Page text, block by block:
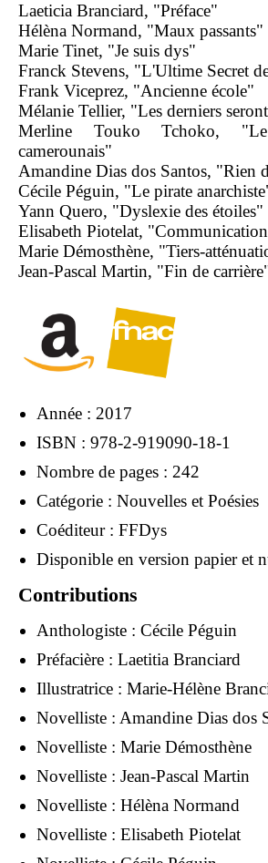
Laeticia Branciard, "Préface"
Hélèna Normand, "Maux passants"
Marie Tinet, "Je suis dys"
Franck Stevens, "L'Ultime Secret
Frank Viceprez, "Ancienne école"
Mélanie Tellier, "Les derniers
Merline Touko Tchoko, "Le
camerounais"
Amandine Dias dos Santos, "Rien
Cécile Péguin, "Le pirate
Yann Quero, "Dyslexie des étoiles"
Elisabeth Piotelat,
Marie Démosthène, "Tiers-
Jean-Pascal Martin, "Fin de
Année : 2017
ISBN : 978-2-919090-18-1
Nombre de pages : 242
Catégorie : Nouvelles et Poésies
Coéditeur : FFDys
Disponible en version papier et
Contributions
Anthologiste : Cécile Péguin
Préfacière : Laetitia Branciard
Illustratrice : Marie-Hélène
Novelliste : Amandine Dias dos
Novelliste : Marie Démosthène
Novelliste : Jean-Pascal Martin
Novelliste : Hélèna Normand
Novelliste : Elisabeth Piotelat